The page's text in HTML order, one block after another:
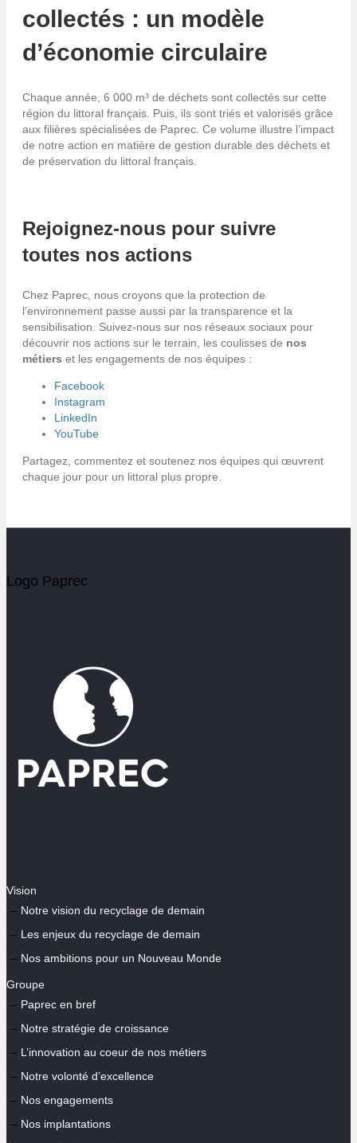
collectés : un modèle
d’économie circulaire
Chaque année, 6 000 m³ de déchets sont collectés sur cette
région du littoral français. Puis, ils sont triés et valorisés grâce
aux filières spécialisées de Paprec. Ce volume illustre l’impact
de notre action en matière de gestion durable des déchets et
de préservation du littoral français.
Rejoignez-nous pour suivre
toutes nos actions
Chez Paprec, nous croyons que la protection de
l’environnement passe aussi par la transparence et la
sensibilisation. Suivez-nous sur nos réseaux sociaux pour
découvrir nos actions sur le terrain, les coulisses de nos
métiers et les engagements de nos équipes :
Facebook
Instagram
LinkedIn
YouTube
Partagez, commentez et soutenez nos équipes qui œuvrent
chaque jour pour un littoral plus propre.
Logo Paprec
Vision
Notre vision du recyclage de demain
Les enjeux du recyclage de demain
Nos ambitions pour un Nouveau Monde
Groupe
Paprec en bref
Notre stratégie de croissance
L’innovation au coeur de nos métiers
Notre volonté d’excellence
Nos engagements
Nos implantations